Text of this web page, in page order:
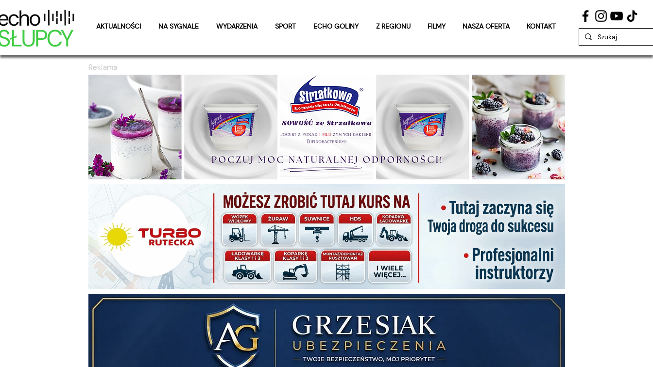
AKTUALNOŚCI NA SYGNALE WYDARZENIA SPORT ECHO GOLINY Z REGIONU FILMY NASZA OFERTA KONTAKT
Reklama